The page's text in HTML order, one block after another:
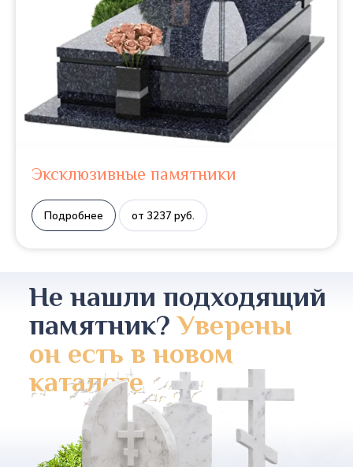
Эксклюзивные памятники
Подробнее от 3237 руб.
Не нашли подходящий
памятник?Уверены
он есть в новом
каталоге